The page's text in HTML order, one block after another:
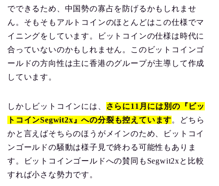
でできるため、中国勢の寡占を防げるかもしれませ
ん。そもそもアルトコインのほとんどはこの仕様でマ
イニングをしています。ビットコインの仕様は時代に
合っていないのかもしれません。このビットコインゴ
ールドの方向性は主に香港のグループが主導して作成
しています。
しかしビットコインには、
さらに11月には別の『ビッ
トコインSegwit2x』への分裂も控えています。どちら
かと言えばそちらのほうがメインのため、ビットコイ
ンゴールドの騒動は様子見で終わる可能性もありま
す。ビットコインゴールドへの賛同もSegwit2xと比較
すれば小さな勢力です。